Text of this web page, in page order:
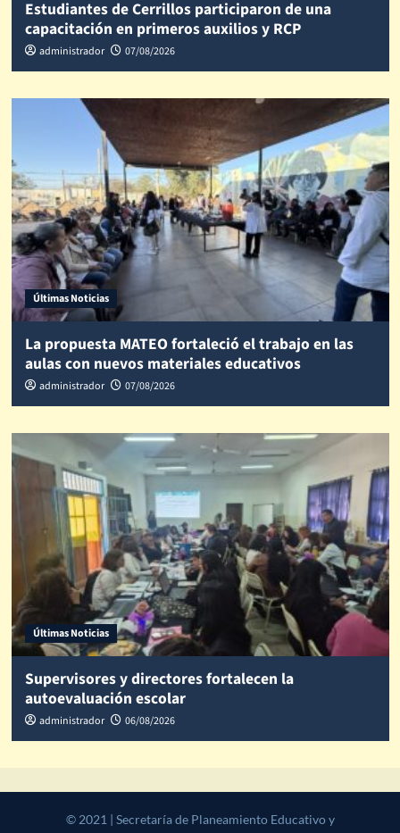
Estudiantes de Cerrillos participaron de una
capacitación en primeros auxilios y RCP
administrador 07/08/2026
Últimas Noticias
La propuesta MATEO fortaleció el trabajo en las
aulas con nuevos materiales educativos
administrador 07/08/2026
Últimas Noticias
Supervisores y directores fortalecen la
autoevaluación escolar
administrador 06/08/2026
© 2021 | Secretaría de Planeamiento Educativo y Desarrollo